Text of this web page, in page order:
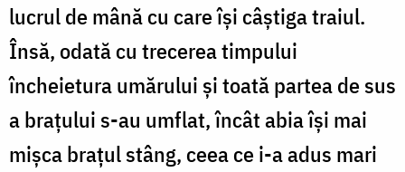
lucrul de mână cu care îşi câştiga traiul.
Însă, odată cu trecerea timpului
încheietura umărului şi toată partea de sus
a braţului s-au umflat, încât abia îşi mai
mişca braţul stâng, ceea ce i-a adus mari